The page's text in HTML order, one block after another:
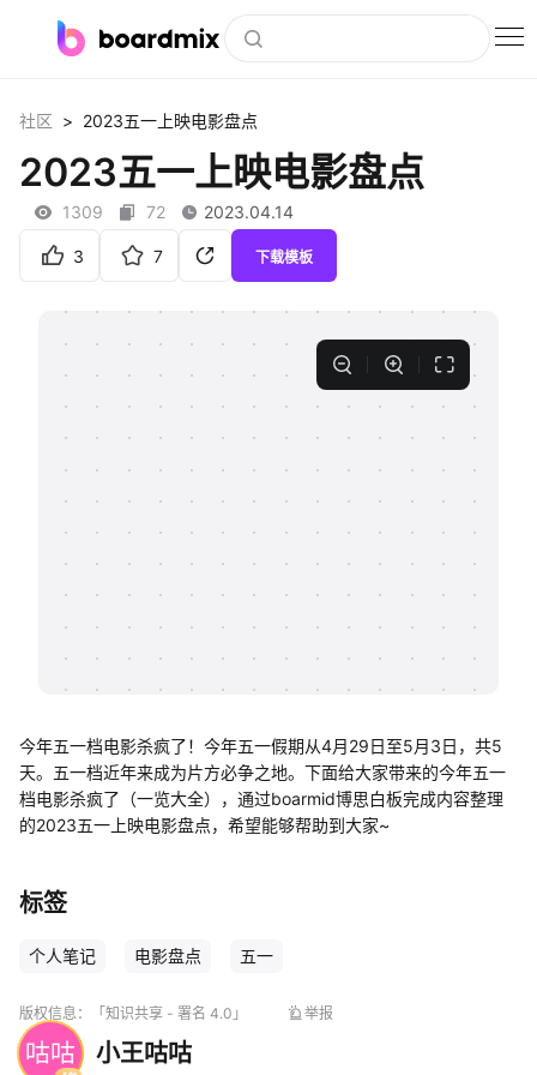
社区资源
下载
客户案例
支持
知识分享社区
社区 > 2023五一上映电影盘点
2023五一上映电影盘点
1309 72 2023.04.14
3 7 下载模板
今年五一档电影杀疯了！今年五一假期从4月29日至5月3日，共5
天。五一档近年来成为片方必争之地。下面给大家带来的今年五一
档电影杀疯了（一览大全），通过boarmid博思白板完成内容整理
的2023五一上映电影盘点，希望能够帮助到大家~
标签
个人笔记 电影盘点 五一
版权信息： 「知识共享 - 署名 4.0」 举报
咕咕 小王咕咕